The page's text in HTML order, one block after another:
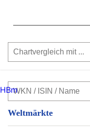
Weltmärkte
HBm